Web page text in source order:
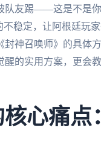
队友踢——这是不是
稳定，让阿根廷玩
神召唤师》的具体
的实用方案，更会
心痛点